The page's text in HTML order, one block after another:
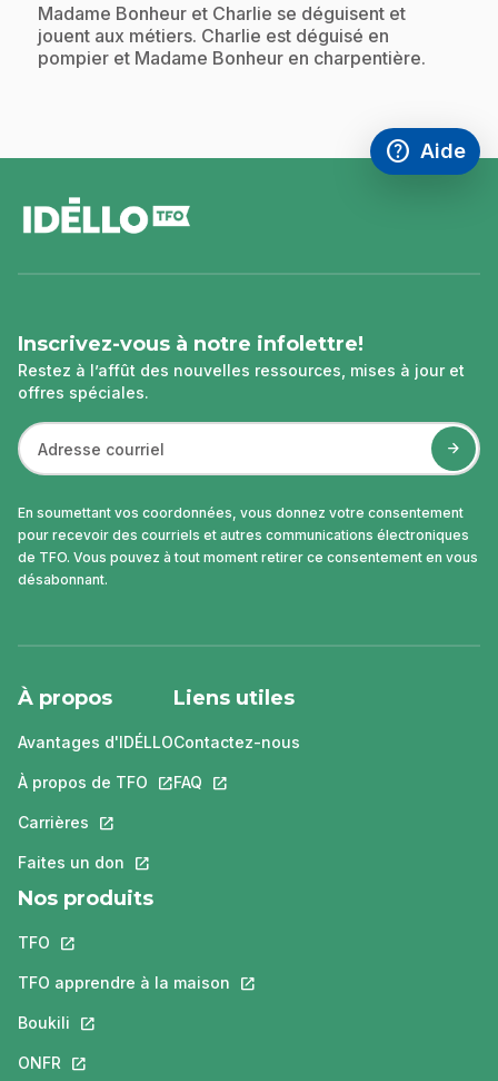
.Madame Bonheur et Charlie se déguisent et
jouent aux métiers. Charlie est déguisé en
pompier et Madame Bonheur en charpentière.
help
Accéder à
Aide
,Ce lien
de
page
Inscrivez-vous à notre infolettre!
Restez à l’affût des nouvelles ressources, mises à jour et
offres spéciales.
En soumettant vos coordonnées, vous donnez votre consentement
pour recevoir des courriels et autres communications électroniques
de TFO. Vous pouvez à tout moment retirer ce consentement en vous
désabonnant.
À propos
Avantages d'IDÉLLO
À propos de TFO Ce lien s'ouvrira dans un nouvel onglet.
Carrières Ce lien s'ouvrira dans un nouvel onglet.
Faites un don Ce lien s'ouvrira dans un nouvel onglet.
Liens utiles
Contactez-nous
FAQ Ce lien s'ouvrira dans un nouvel
Nos produits
TFO Ce lien s'ouvrira dans un nouvel onglet.
TFO apprendre à la maison Ce lien s'ouvrira dans un nouvel
Boukili Ce lien s'ouvrira dans un nouvel onglet.
ONFR Ce lien s'ouvrira dans un nouvel onglet.